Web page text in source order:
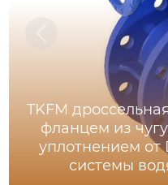
TKFM
фланцем из
уплотнением от
системы